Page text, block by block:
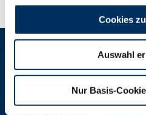
Cookies
Auswahl
Nur Basis-
RINDER-UNION
RUW-Zentrale Münster
Schiffahrter Damm 235a